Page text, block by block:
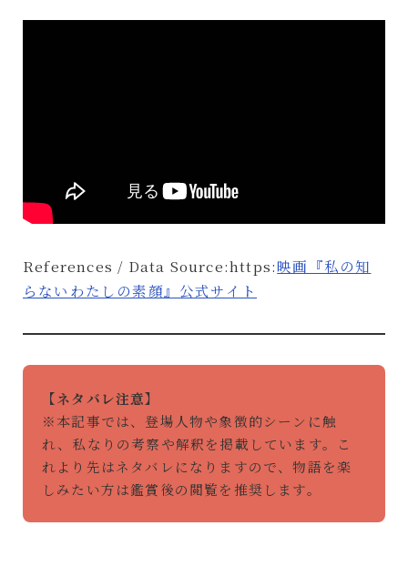
References / Data Source:https:映画『私の知
らないわたしの素顔』公式サイト
【ネタバレ注意】
※本記事では、登場人物や象徴的シーンに触
れ、私なりの考察や解釈を掲載しています。こ
れより先はネタバレになりますので、物語を楽
しみたい方は鑑賞後の閲覧を推奨します。